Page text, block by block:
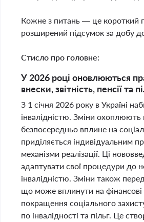
Кожне з питань — це короткий
розширений підсумок за добу
Стисло про головне:
У 2026 році оновлюються
внески, звітність, пенсії та
З 1 січня 2026 року в Україні
інвалідністю. Зміни охоплюють
безпосередньо вплине на
приділяється індивідуальним
механізми реалізації. Ці
адаптувати свої процедури до
інвалідністю. Зміни також
що може вплинути на фінансові
покращення соціального
по інвалідності та пільг. Це